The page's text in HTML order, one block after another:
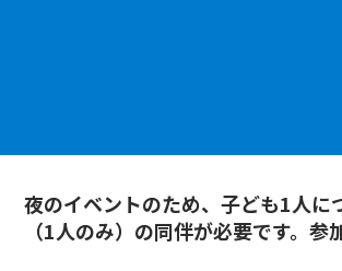
夜のイベントのため、子ども1人に
（1人のみ）の同伴が必要です。参